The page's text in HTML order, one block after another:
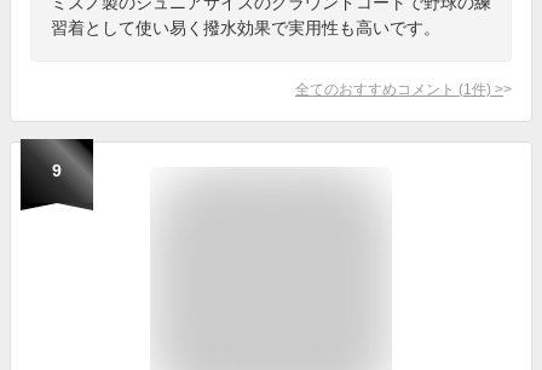
習着として使い易く撥水効果で実用性も高いです。
全てのおすすめコメント (1 件) >
9